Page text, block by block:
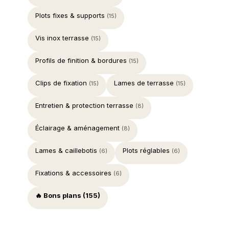
Plots fixes & supports (15)
Vis inox terrasse (15)
Profils de finition & bordures (15)
Clips de fixation (15) Lames de terrasse (15)
Entretien & protection terrasse (8)
Éclairage & aménagement (8)
Lames & caillebotis (6) Plots réglables (6)
Fixations & accessoires (6)
🔥 Bons plans (155)